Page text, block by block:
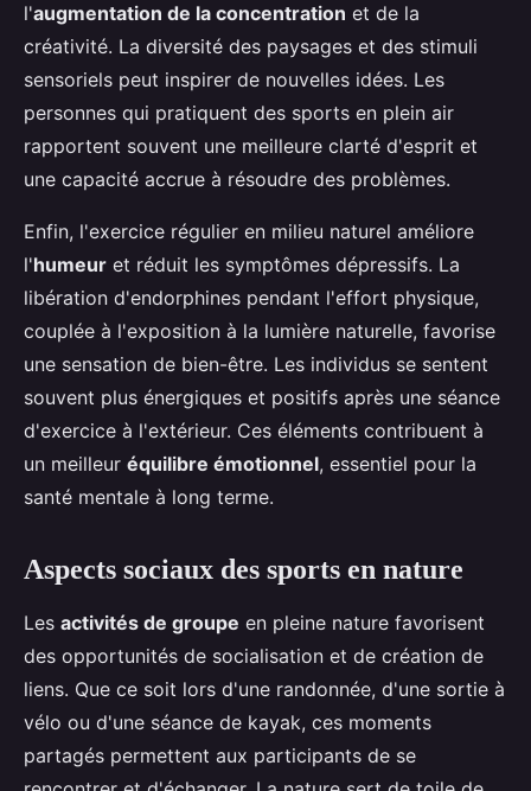
l'augmentation de la concentration et de la
créativité. La diversité des paysages et des stimuli
sensoriels peut inspirer de nouvelles idées. Les
personnes qui pratiquent des sports en plein air
rapportent souvent une meilleure clarté d'esprit et
une capacité accrue à résoudre des problèmes.
Enfin, l'exercice régulier en milieu naturel améliore
l'humeur et réduit les symptômes dépressifs. La
libération d'endorphines pendant l'effort physique,
couplée à l'exposition à la lumière naturelle, favorise
une sensation de bien-être. Les individus se sentent
souvent plus énergiques et positifs après une séance
d'exercice à l'extérieur. Ces éléments contribuent à
un meilleur équilibre émotionnel, essentiel pour la
santé mentale à long terme.
Aspects sociaux des sports en nature
Les activités de groupe en pleine nature favorisent
des opportunités de socialisation et de création de
liens. Que ce soit lors d'une randonnée, d'une sortie à
vélo ou d'une séance de kayak, ces moments
partagés permettent aux participants de se